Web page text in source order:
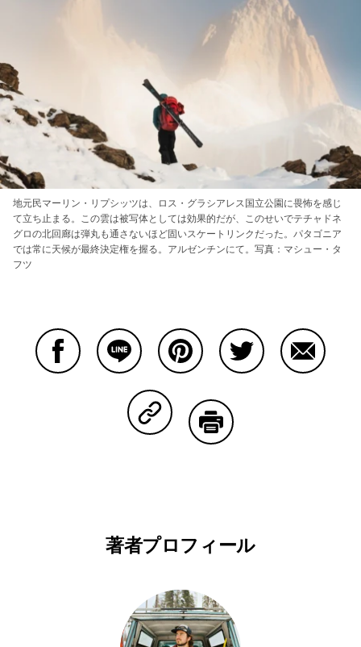
地元民マーリン・リプシッツは、ロス・グラシアレス国立公園に畏怖を感じ
て立ち止まる。この雲は被写体としては効果的だが、このせいでテチャドネ
グロの北回廊は弾丸も通さないほど固いスケートリンクだった。パタゴニア
では常に天候が最終決定権を握る。アルゼンチンにて。写真：マシュー・タ
フツ
Copy Linkで共有する
著者プロフィール